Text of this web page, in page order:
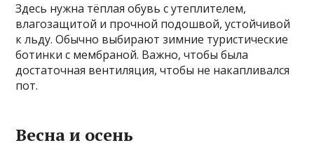
Здесь нужна тёплая обувь с утеплителем,
влагозащитой и прочной подошвой, устойчивой
к льду. Обычно выбирают зимние туристические
ботинки с мембраной. Важно, чтобы была
достаточная вентиляция, чтобы не накапливался
пот.
Весна и осень